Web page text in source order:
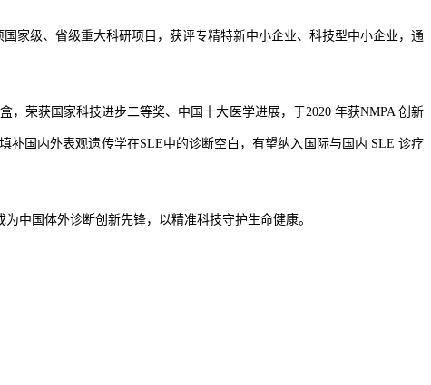
家级、省级重大科研项目，获评专精特新中小企业、科技型中小企业，通
， 荣获国家科技进步二等奖、中国十大医学进展，于2020 年获NMPA 创新
补国内外表观遗传学在SLE中的诊断空白，有望纳入国际与国内 SLE 诊疗
中国体外诊断创新先锋，以精准科技守护生命健康。